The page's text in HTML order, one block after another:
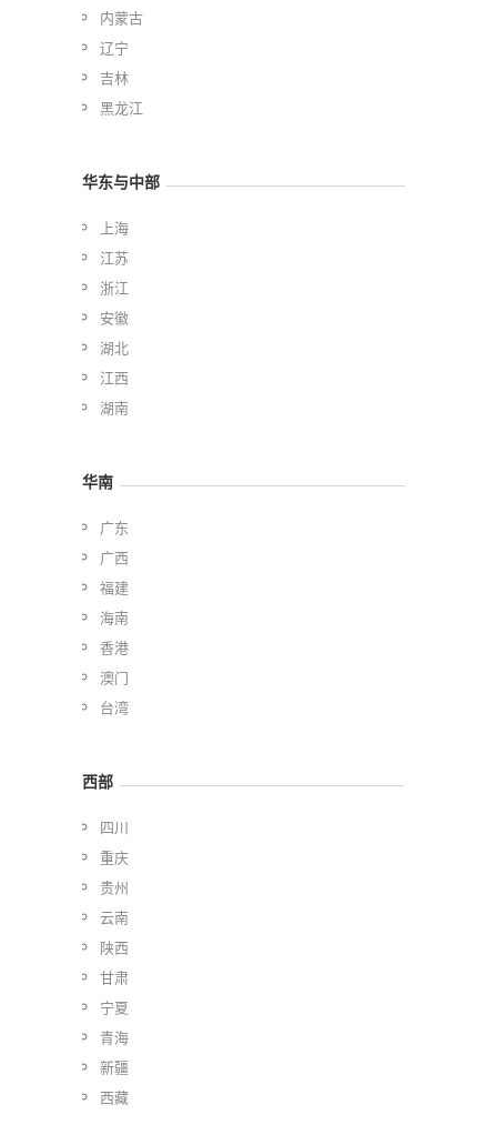
内蒙古
辽宁
吉林
黑龙江
华东与中部
上海
江苏
浙江
安徽
湖北
江西
湖南
华南
广东
广西
福建
海南
香港
澳门
台湾
西部
四川
重庆
贵州
云南
陕西
甘肃
宁夏
青海
新疆
西藏